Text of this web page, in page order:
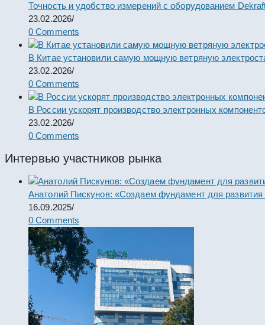
Точность и удобство измерений с оборудованием
23.02.2026/
0 Comments
В Китае установили самую мощную ветряную
23.02.2026/
0 Comments
В России ускорят производство электронных
23.02.2026/
0 Comments
Интервью участников рынка
Анатолий Пискунов: «Создаем фундамент для развития
16.09.2025/
0 Comments